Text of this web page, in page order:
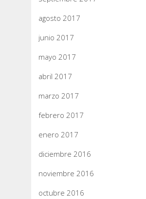
agosto 2017
junio 2017
mayo 2017
abril 2017
marzo 2017
febrero 2017
enero 2017
diciembre 2016
noviembre 2016
octubre 2016